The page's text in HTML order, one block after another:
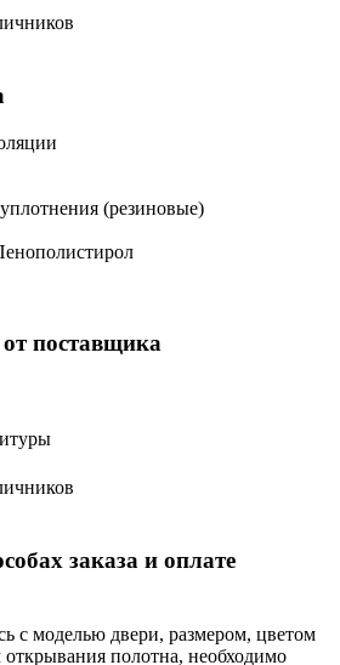
(резиновые)
поставщика
заказа и оплате
с моделью двери, размером, цветом
полотна, необходимо